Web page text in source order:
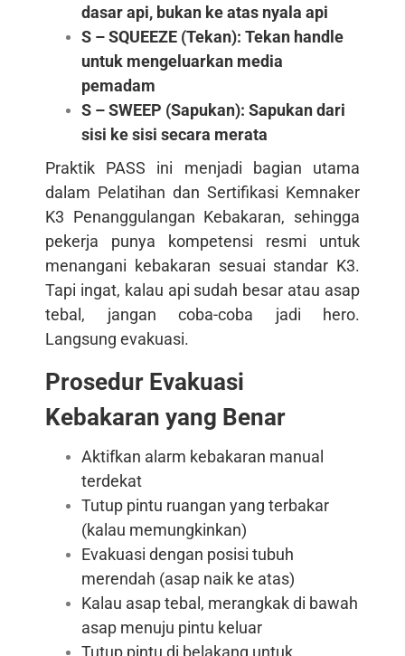
dasar api, bukan ke atas nyala api
S – SQUEEZE (Tekan): Tekan handle
untuk mengeluarkan media
pemadam
S – SWEEP (Sapukan): Sapukan dari
sisi ke sisi secara merata
Praktik PASS ini menjadi bagian utama
dalam Pelatihan dan Sertifikasi Kemnaker
K3 Penanggulangan Kebakaran, sehingga
pekerja punya kompetensi resmi untuk
menangani kebakaran sesuai standar K3.
Tapi ingat, kalau api sudah besar atau asap
tebal, jangan coba-coba jadi hero.
Langsung evakuasi.
Prosedur Evakuasi
Kebakaran yang Benar
Aktifkan alarm kebakaran manual
terdekat
Tutup pintu ruangan yang terbakar
(kalau memungkinkan)
Evakuasi dengan posisi tubuh
merendah (asap naik ke atas)
Kalau asap tebal, merangkak di bawah
asap menuju pintu keluar
Tutup pintu di belakang untuk